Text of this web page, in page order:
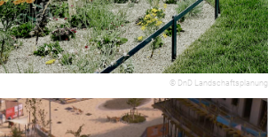
© DnD Landschaftsplanung